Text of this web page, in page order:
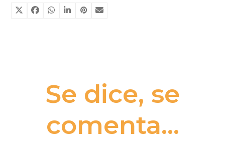
Se dice, se
comenta...